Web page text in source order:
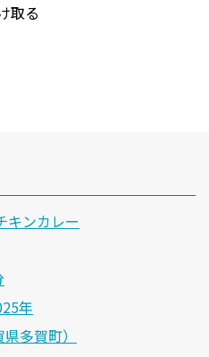
取る
キンカレー
年
多賀町）